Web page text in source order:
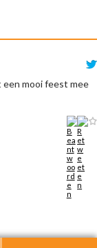
mooi feest mee